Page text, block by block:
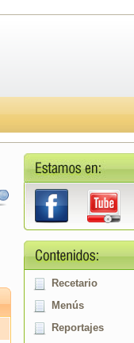
Recetario
Menús
Reportajes